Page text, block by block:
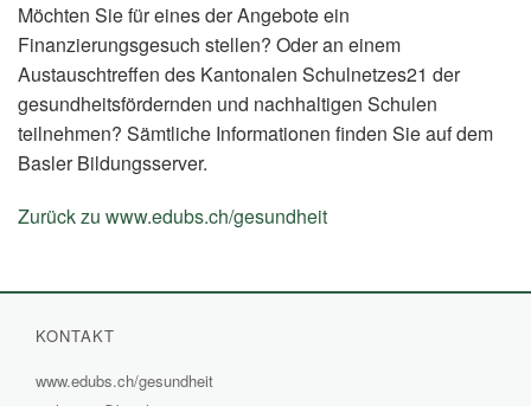
Möchten Sie für eines der Angebote ein
Finanzierungsgesuch stellen? Oder an einem
Austauschtreffen des Kantonalen Schulnetzes21 der
gesundheitsfördernden und nachhaltigen Schulen
teilnehmen? Sämtliche Informationen finden Sie auf dem
Basler Bildungsserver.
Zurück zu www.edubs.ch/gesundheit
KONTAKT
www.edubs.ch/gesundheit